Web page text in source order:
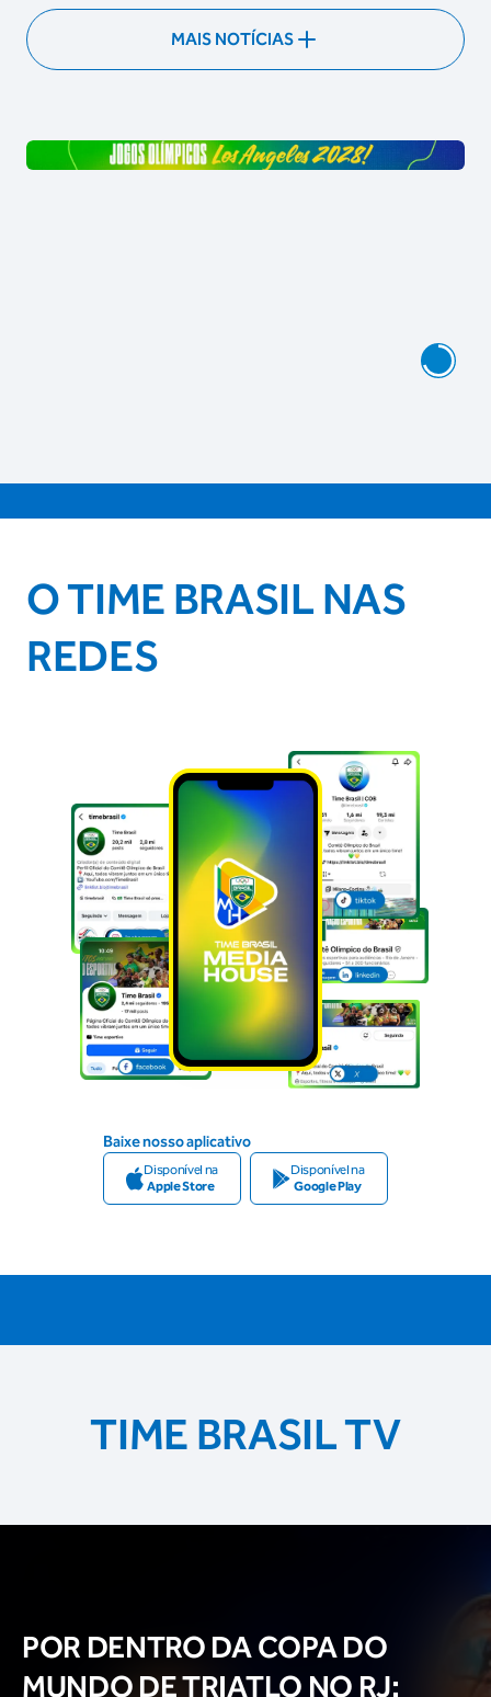
MAIS NOTÍCIAS
O TIME BRASIL NAS
REDES
Baixe nosso aplicativo
Disponível na
Apple Store
Disponível na
Google Play
TIME BRASIL TV
POR DENTRO DA COPA DO
MUNDO DE TRIATLO NO RJ: